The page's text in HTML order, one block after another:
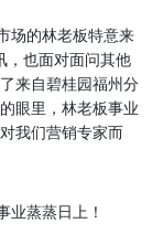
的林老板特意来
，也面对面问其他
来自碧桂园福州分
眼里，林老板事业
我们营销专家而
蒸蒸日上！